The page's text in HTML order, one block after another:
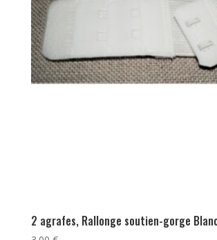
2 agrafes, Rallonge soutien-gorge